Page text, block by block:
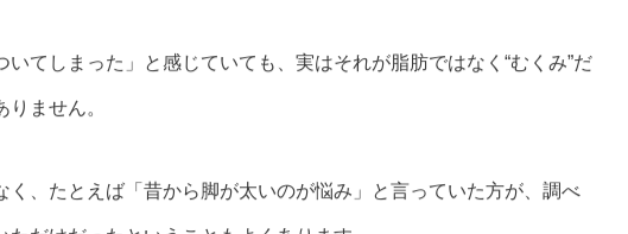
いてしまった」と感じていても、実はそれが脂肪ではなく“むくみ”だ
ません。
く、たとえば「昔から脚が太いのが悩み」と言っていた方が、調べ